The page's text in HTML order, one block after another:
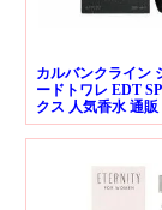
カルバンクライン
ードトワレ EDT
クス 人気香水 通販